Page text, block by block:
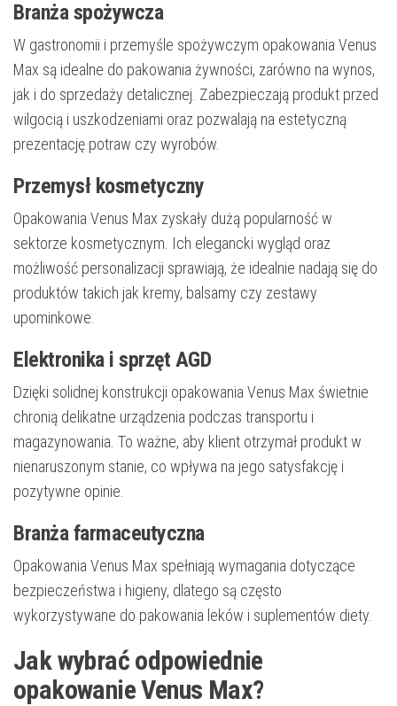
Branża spożywcza
W gastronomii i przemyśle spożywczym opakowania Venus
Max są idealne do pakowania żywności, zarówno na wynos,
jak i do sprzedaży detalicznej. Zabezpieczają produkt przed
wilgocią i uszkodzeniami oraz pozwalają na estetyczną
prezentację potraw czy wyrobów.
Przemysł kosmetyczny
Opakowania Venus Max zyskały dużą popularność w
sektorze kosmetycznym. Ich elegancki wygląd oraz
możliwość personalizacji sprawiają, że idealnie nadają się do
produktów takich jak kremy, balsamy czy zestawy
upominkowe.
Elektronika i sprzęt AGD
Dzięki solidnej konstrukcji opakowania Venus Max świetnie
chronią delikatne urządzenia podczas transportu i
magazynowania. To ważne, aby klient otrzymał produkt w
nienaruszonym stanie, co wpływa na jego satysfakcję i
pozytywne opinie.
Branża farmaceutyczna
Opakowania Venus Max spełniają wymagania dotyczące
bezpieczeństwa i higieny, dlatego są często
wykorzystywane do pakowania leków i suplementów diety.
Jak wybrać odpowiednie
opakowanie Venus Max?